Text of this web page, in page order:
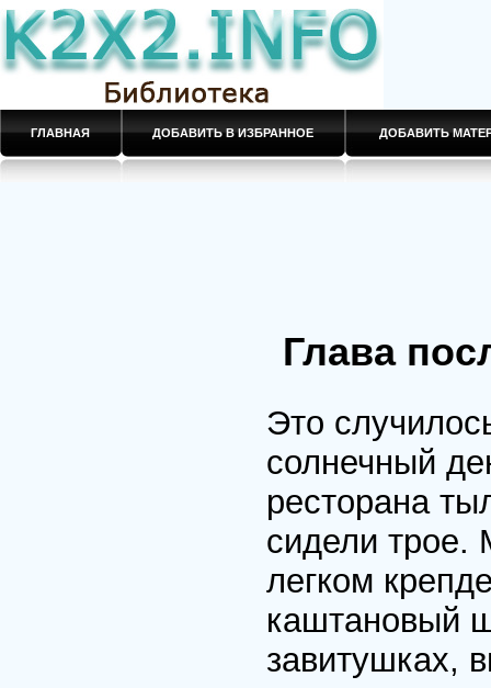
ГЛАВНАЯ ДОБАВИТЬ В ИЗБРАННОЕ ДОБАВИТЬ
Глава
Это
солнечный
ресторана
сидели
легком
каштановый
завитушках,